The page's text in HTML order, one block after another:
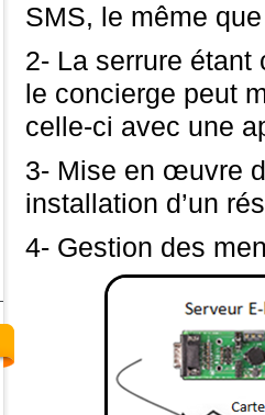
SMS, le même
2- La serrure étant
le concierge peut
celle-ci avec une
3- Mise en œuvre
installation d’un
4- Gestion des